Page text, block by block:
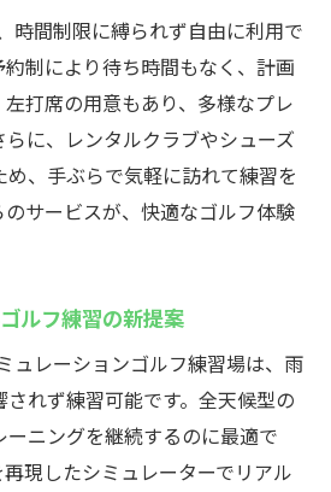
のサポート体制と利用方法
木でゴルフ練習！
フスクールで雨の日も安心練
ョンゴルフで気軽に上達でき
レスなく練習を楽しもう
インドアゴルフスクール活用
に始められる練習場の魅力
なゴルフ体験をCaddyで
時間制限に縛られず自由に利用で
制により待ち時間もなく、計画
打席の用意もあり、多様なプレ
に、レンタルクラブやシューズ
、手ぶらで気軽に訪れて練習を
サービスが、快適なゴルフ体験
ルフ練習の新提案
ュレーションゴルフ練習場は、雨
れず練習可能です。全天候型の
ニングを継続するのに最適で
現したシミュレーターでリアル